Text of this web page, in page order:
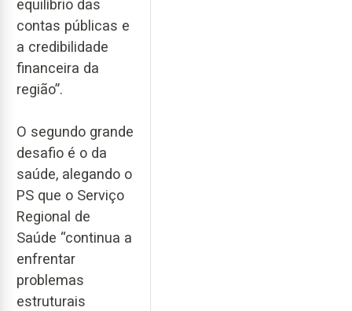
equilíbrio das
contas públicas e
a credibilidade
financeira da
região”.
O segundo grande
desafio é o da
saúde, alegando o
PS que o Serviço
Regional de
Saúde “continua a
enfrentar
problemas
estruturais